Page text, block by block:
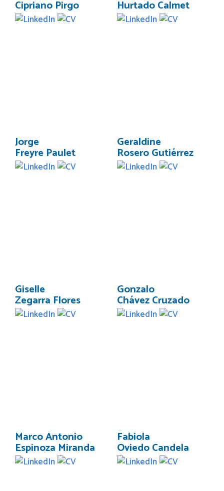
Cipriano Pirgo Hurtado Calmet
Jorge
Freyre Paulet
Geraldine
Rosero Gutiérrez
Giselle
Zegarra Flores
Gonzalo
Chávez Cruzado
Marco Antonio
Espinoza Miranda
Fabiola
Oviedo Candela